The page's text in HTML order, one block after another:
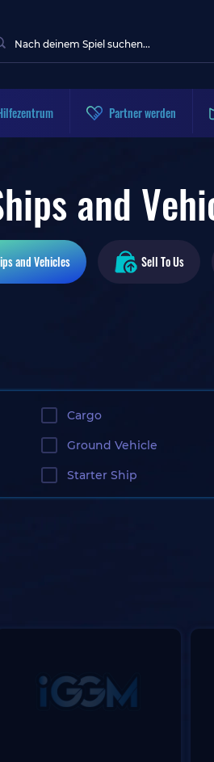
Partner werden
and
and Vehicles Sell To Us
Cargo
Ground Vehicle
Starter Ship